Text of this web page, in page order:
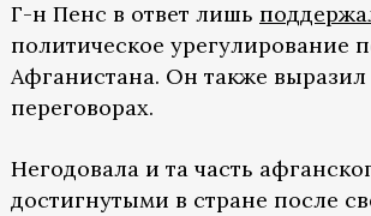
Г-н Пенс в ответ лишь
политическое урегулирование
Афганистана. Он также выразил
переговорах.
Негодовала и та часть
достигнутыми в стране после